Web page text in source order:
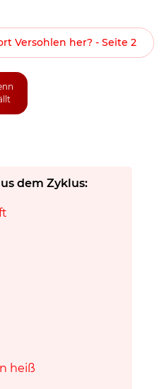
Versohlen her? - Seite 2
dem Zyklus:
heiß